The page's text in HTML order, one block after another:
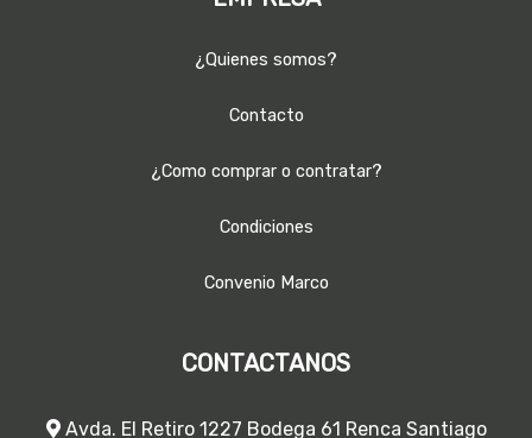
¿Quienes somos?
Contacto
¿Como comprar o contratar?
Condiciones
Convenio Marco
CONTACTANOS
Avda. El Retiro 1227 Bodega 61 Renca Santiago